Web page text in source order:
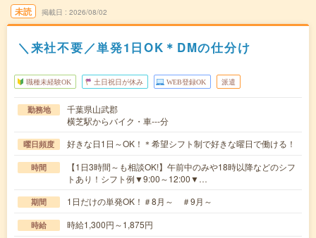
未読 掲載日 2026/08/02
＼来社不要／単発1日OK＊DMの仕分け
職種未経験OK 土日祝日が休み WEB登録OK 派遣
勤務地
千葉県山武郡
横芝駅からバイク・車---分
曜日頻度 好きな日1日～OK！＊希望シフト制で好きな曜日で働ける！
時間
【1日3時間～も相談OK!】午前中のみや18時以降などのシフ
トあり！シフト例▼9:00～12:00▼…
期間 1日だけの単発OK！＃8月～ ＃9月～
時給 時給1,300円～1,875円